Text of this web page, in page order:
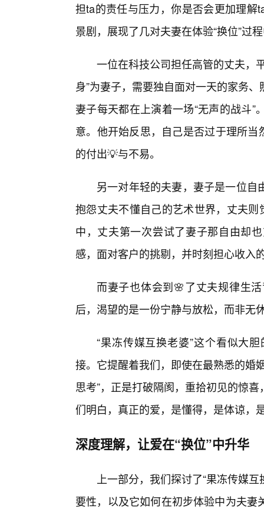
担ta的责任与压力，你是否会更加理
景剧，展现了几对夫妻在体验“换位”过
一位在科技公司担任高管的丈夫，
身”为妻子，需要独自面对一天的家务
妻子每天都在上演着一场“无声的战斗
意。他开始反思，自己是否过于理所
的付出💡与不易。
另一对年轻的夫妻，妻子是一位
抱怨丈夫不懂自己的艺术世界，丈夫
中，丈夫第一次尝试了妻子那自由却
感，面对客户的挑剔，并时刻担心收入
而妻子也体会到🌸了丈夫规律生
后，渴望的是一份宁静与放松，而非无
“果冻传媒互换老婆”这个看似大
接。它提醒着我们，即使在最熟悉的婚
思考”，正是打破隔阂，重拾初见的惊
们明白，真正的爱，是懂得，是体谅，
深度理解，让爱在“换位”中升华
上一部分，我们探讨了“果冻传媒
要性，以及它如何在初步体验中为夫